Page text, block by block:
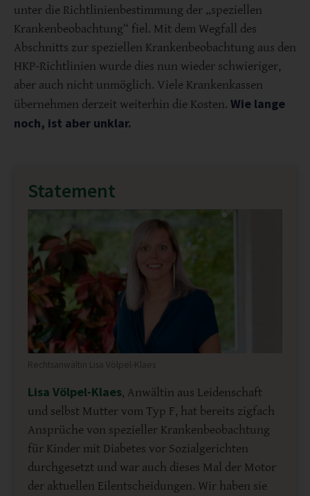
unter die Richtlinienbestimmung der „speziellen
Krankenbeobachtung“ fiel. Mit dem Wegfall des
Abschnitts zur speziellen Krankenbeobachtung aus den
HKP-Richtlinien wurde dies nun wieder schwieriger,
aber auch nicht unmöglich. Viele Krankenkassen
übernehmen derzeit weiterhin die Kosten. Wie lange
noch, ist aber unklar.
Statement
Rechtsanwältin Lisa Völpel-Klaes
Lisa Völpel-Klaes, Anwältin aus Leidenschaft
und selbst Mutter vom Typ F, hat bereits zigfach
Ansprüche von spezieller Krankenbeobachtung
für Kinder mit Diabetes vor Sozialgerichten
durchgesetzt und war auch dieses Mal der Motor
der aktuellen Eilentscheidungen. Wir haben sie